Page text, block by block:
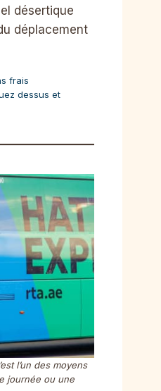
désertique
déplacement
frais
dessus et
l’un des moyens
journée ou une